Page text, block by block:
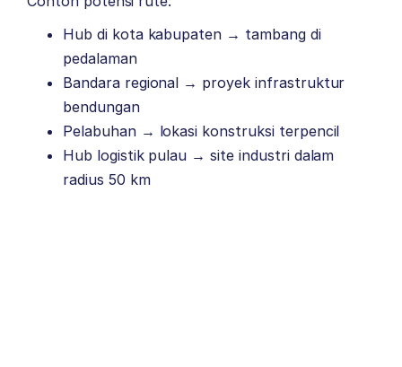
Hub di kota kabupaten → tambang di
pedalaman
Bandara regional → proyek infrastruktur
bendungan
Pelabuhan → lokasi konstruksi terpencil
Hub logistik pulau → site industri dalam
radius 50 km